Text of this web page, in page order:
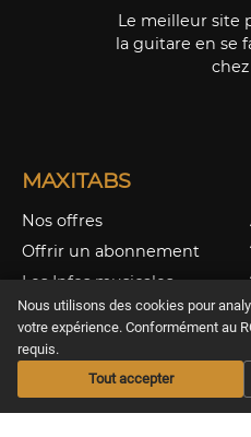
Le meilleur site
la guitare en se
chez
MAXITABS
Nos offres
Offrir un abonnement
Les Infos musicales
Aide / FAQS
CGV & Confidentialité
Nous utilisons des cookies pour
votre expérience. Conformément au
requis.
Tout accepter